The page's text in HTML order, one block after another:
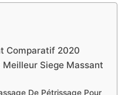
Comparatif 2020
Meilleur Siege Massant
De Pétrissage Pour